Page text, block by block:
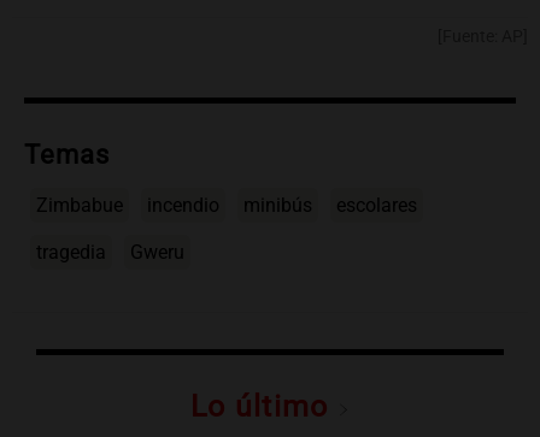
Temas
Zimbabue incendio minibús escolares
tragedia Gweru
Lo último